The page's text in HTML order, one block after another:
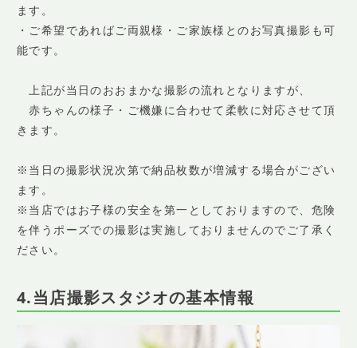
ます。
・ご希望であればご両親様・ご家族様とのお写真撮影も可
能です。
上記が当日のおおまかな撮影の流れとなりますが、
赤ちゃんの様子・ご機嫌に合わせて柔軟に対応させて頂
きます。
※当日の撮影状況次第で納品枚数が増減する場合がござい
ます。
※当店ではお子様の安全を第一としておりますので、危険
を伴うポーズでの撮影は実施しておりませんのでご了承く
ださい。
4.当店撮影スタジオの基本情報